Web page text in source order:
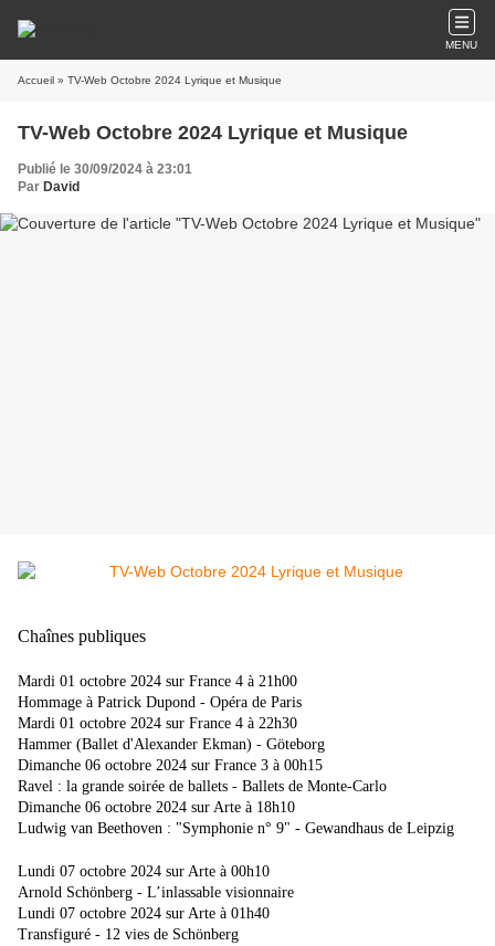
MENU
Accueil » TV-Web Octobre 2024 Lyrique et Musique
TV-Web Octobre 2024 Lyrique et Musique
Publié le 30/09/2024 à 23:01
Par David
Chaînes publiques
Mardi 01 octobre 2024 sur France 4 à 21h00
Hommage à Patrick Dupond - Opéra de Paris
Mardi 01 octobre 2024 sur France 4 à 22h30
Hammer (Ballet d'Alexander Ekman) - Göteborg
Dimanche 06 octobre 2024 sur France 3 à 00h15
Ravel : la grande soirée de ballets - Ballets de Monte-Carlo
Dimanche 06 octobre 2024 sur Arte à 18h10
Ludwig van Beethoven : "Symphonie n° 9" - Gewandhaus de Leipzig
Lundi 07 octobre 2024 sur Arte à 00h10
Arnold Schönberg - L’inlassable visionnaire
Lundi 07 octobre 2024 sur Arte à 01h40
Transfiguré - 12 vies de Schönberg